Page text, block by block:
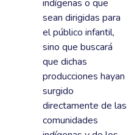
indígenas o que
sean dirigidas para
el público infantil,
sino que buscará
que dichas
producciones hayan
surgido
directamente de las
comunidades